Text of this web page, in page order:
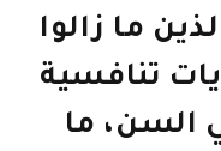
ما زالوا
تنافسية
السن، ما